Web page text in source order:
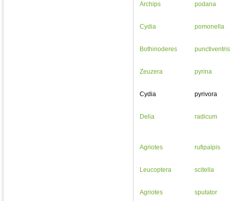
Archips podana
Cydia pomonella
Bothinoderes punctiventris
Zeuzera pyrina
Cydia pyrivora
Delia radicum
Agriotes rufipalpis
Leucoptera scitella
Agriotes sputator